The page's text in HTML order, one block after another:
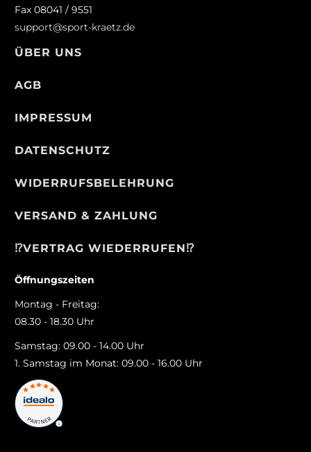
Fax 08041 / 9551
support@sport-kraetz.de
ÜBER UNS
AGB
IMPRESSUM
DATENSCHUTZ
WIDERRUFSBELEHRUNG
VERSAND & ZAHLUNG
⁉️VERTRAG WIEDERRUFEN⁉️
Öffnungszeiten
Montag - Freitag:
08.30 - 18.30 Uhr
Samstag: 09.00 - 14.00 Uhr
1. Samstag im Monat: 09.00 - 16.00 Uhr